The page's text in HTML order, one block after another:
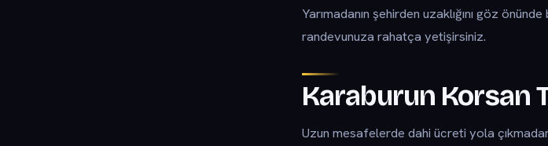
Yarımadanın şehirden uzaklığını göz
randevunuza rahatça yetişirsiniz.
Karaburun Korsan
Uzun mesafelerde dahi ücreti yola